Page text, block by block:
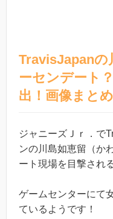
TravisJapanの
ーセンデート
出！画像まとめ
ジャニーズＪｒ．で
ンの川島如恵留（か
ート現場を目撃され
ゲームセンターにて
ているようです！